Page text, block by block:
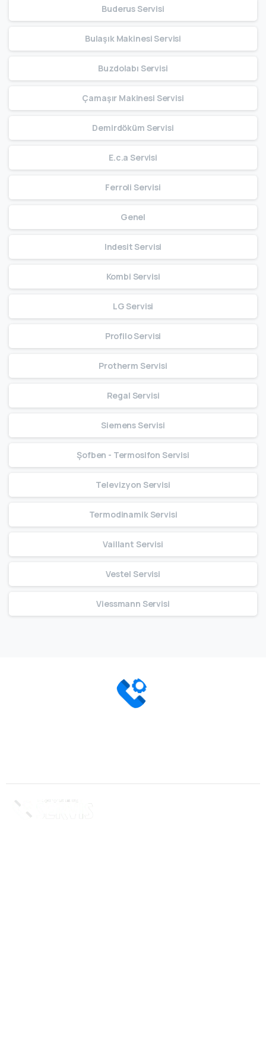
Buderus Servisi
Bulaşık Makinesi Servisi
Buzdolabı Servisi
Çamaşır Makinesi Servisi
Demirdöküm Servisi
E.c.a Servisi
Ferroli Servisi
Genel
Indesit Servisi
Kombi Servisi
LG Servisi
Profilo Servisi
Protherm Servisi
Regal Servisi
Siemens Servisi
Şofben - Termosifon Servisi
Televizyon Servisi
Termodinamik Servisi
Vaillant Servisi
Vestel Servisi
Viessmann Servisi